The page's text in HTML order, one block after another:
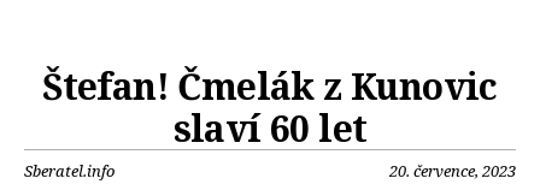
Štefan! Čmelák z Kunovic
slaví 60 let
Sberatel.info 20. července, 2023